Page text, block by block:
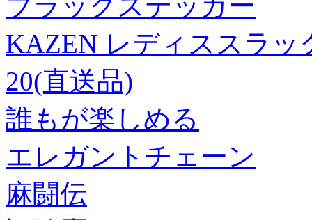
KAZEN レディススラッ
20(直送品)
誰もが楽しめる
エレガントチェーン
麻闘伝